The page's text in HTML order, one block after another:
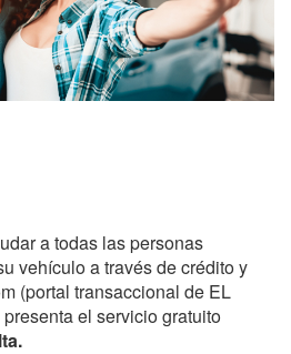
a todas las personas
vehículo a través de crédito y
(portal transaccional de EL
el servicio gratuito